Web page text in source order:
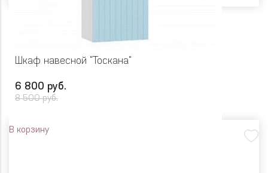
Шкаф навесной "Тоскана"
6 800 руб.
8 500 руб.
В корзину